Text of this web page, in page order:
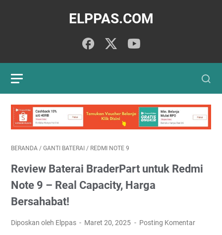
ELPPAS.COM
BERANDA / GANTI BATERAI / REDMI NOTE 9
Review Baterai BraderPart untuk Redmi
Note 9 – Real Capacity, Harga
Bersahabat!
Diposkan oleh Elppas Maret 20, 2025 Posting Komentar